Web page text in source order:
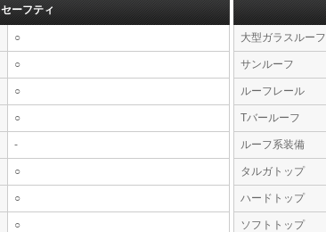
セーフティ
○
○
○
○
-
○
○
○
大型ガラスルーフ
サンルーフ
ルーフレール
Tバールーフ
ルーフ系装備
タルガトップ
ハードトップ
ソフトトップ